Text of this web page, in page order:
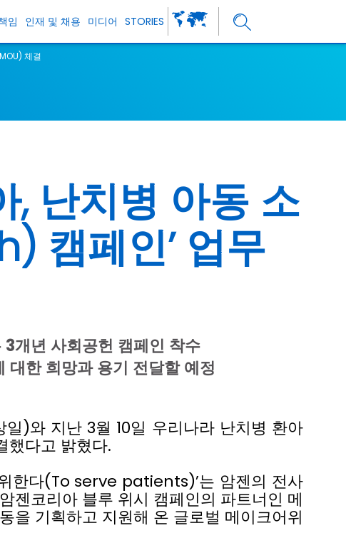
임 인재 및 채용 미디어 STORIES
체결
난치병 아동 소
캠페인’ 업무
3개년 사회공헌 캠페인 착수
대한 희망과 용기 전달할 예정
일)와 지난 3월 10일 우리나라 난치병 환아
했다고 밝혔다.
한다(To serve patients)’는 암젠의 전사
암젠코리아 블루 위시 캠페인의 파트너인 메
을 기획하고 지원해 온 글로벌 메이크어위